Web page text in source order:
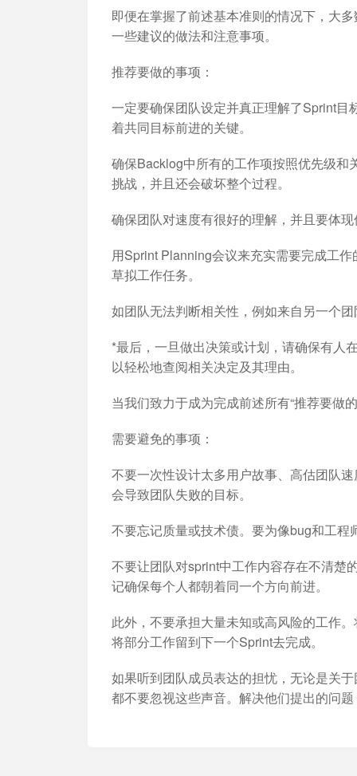
即便在掌握了前述基本准则的情况下，大
一些建议的做法和注意事项。
推荐要做的事项：
一定要确保团队设定并真正理解了Sprint
着共同目标前进的关键。
确保Backlog中所有的工作项按照优先级
挑战，并且还会破坏整个过程。
确保团队对速度有很好的理解，并且要体
用Sprint Planning会议来充实需要完成工
草拟工作任务。
如团队无法判断相关性，例如来自另一个
*最后，一旦做出决策或计划，请确保有人
以轻松地查阅相关决定及其理由。
当我们致力于成为完成前述所有“推荐要做
需要避免的事项：
不要一次性设计太多用户故事、高估团队
会导致团队失败的目标。
不要忘记质量或技术债。要为像bug和工
不要让团队对sprint中工作内容存在不清楚
记确保每个人都朝着同一个方向前进。
此外，不要承担大量未知或高风险的工作
将部分工作留到下一个Sprint去完成。
如果听到团队成员表达的担忧，无论是关
都不要忽视这些声音。解决他们提出的问